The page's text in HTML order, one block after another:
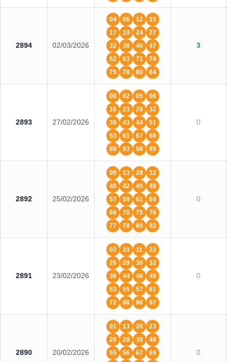
2894 02/03/2026
04 06 12
15
17
19 24
27
32
38 40
47
52
63 71
74
75
78 80 84
3
2893 27/02/2026
00 02 05
06
16
23 29
32
39
43 44
51
53
61 67
68
89
93 98 99
0
2892 25/02/2026
09 13 28
32
40
42 45
48
57
59 61
64
66
70 75
76
77
78 80 92
0
2891 23/02/2026
02 10 11
22
26
29 30
32
36
44 46
48
53
55 57
61
72
86 96 97
0
2890 20/02/2026
01 13 20
23
26
28 30
48
55
56 67
69
0